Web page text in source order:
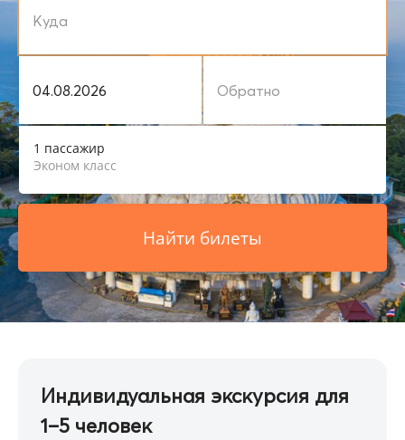
1 пассажир
Эконом класс
Найти билеты
Индивидуальная экскурсия для
1–5 человек